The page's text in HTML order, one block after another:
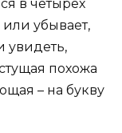
в четырех
или убывает,
увидеть,
похожа
– на букву